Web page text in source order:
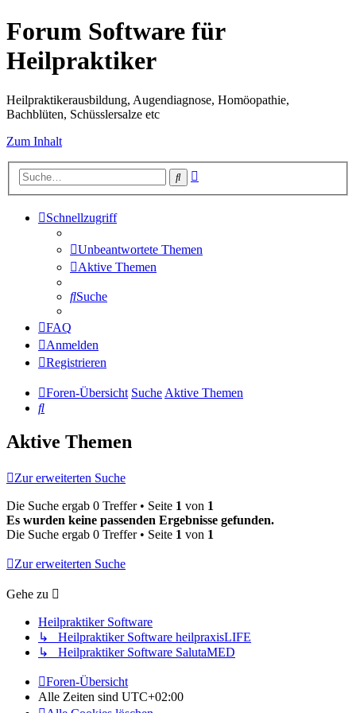
Forum Software für
Heilpraktiker
Heilpraktikerausbildung, Augendiagnose, Homöopathie,
Bachblüten, Schüsslersalze etc
Zum Inhalt
Suche
Schnellzugriff
Unbeantwortete Themen
Aktive Themen
Suche
FAQ
Anmelden
Registrieren
Foren-Übersicht SucheAktive Themen
Suche
Aktive Themen
Zur erweiterten Suche
Die Suche ergab 0 Treffer • Seite 1 von 1
Es wurden keine passenden Ergebnisse gefunden.
Die Suche ergab 0 Treffer • Seite 1 von 1
Zur erweiterten Suche
Gehe zu
Heilpraktiker Software
↳ Heilpraktiker Software heilpraxisLIFE
↳ Heilpraktiker Software SalutaMED
Foren-Übersicht
Alle Zeiten sind UTC+02:00